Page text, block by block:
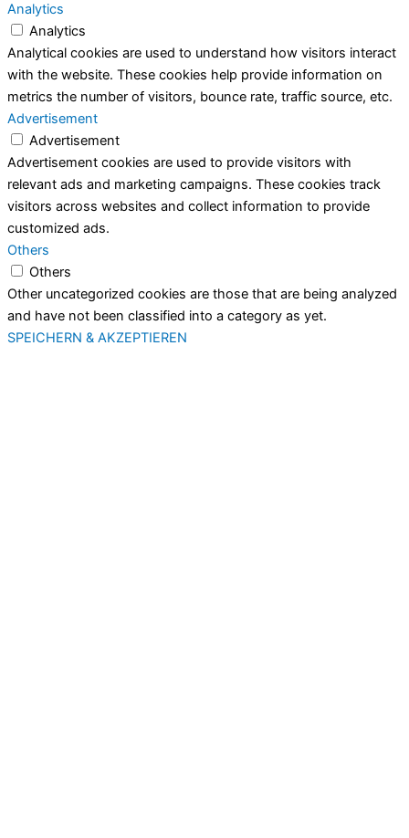
Analytics
Analytics
Analytical cookies are used to understand how visitors interact
with the website. These cookies help provide information on
metrics the number of visitors, bounce rate, traffic source, etc.
Advertisement
Advertisement
Advertisement cookies are used to provide visitors with
relevant ads and marketing campaigns. These cookies track
visitors across websites and collect information to provide
customized ads.
Others
Others
Other uncategorized cookies are those that are being analyzed
and have not been classified into a category as yet.
SPEICHERN & AKZEPTIEREN